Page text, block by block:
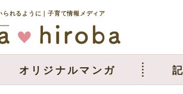
られるように｜子育て情報メディア
オリジナルマンガ